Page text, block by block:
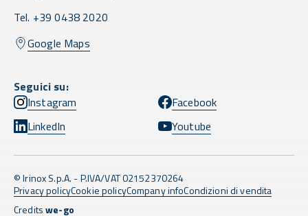
Tel. +39 0438 2020
Google Maps
Seguici su:
Instagram
Facebook
LinkedIn
Youtube
© Irinox S.p.A. - P.IVA/VAT 02152370264
Privacy policyCookie policyCompany infoCondizioni di vendita
Creditswe-go